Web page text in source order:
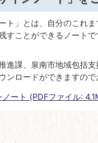
ト」とは、自分のこれ
すことができるノート
進課、泉南市地域包括
ンロードができますので
ート (PDFファイル: